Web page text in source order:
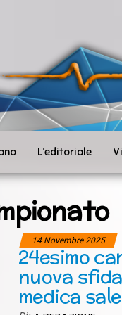
L’editoriale
14 Novembre 2025
24esimo
nuova
medica